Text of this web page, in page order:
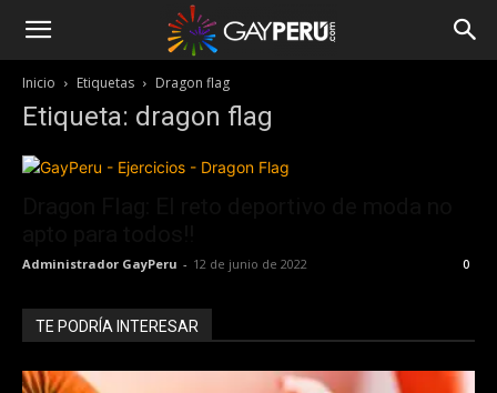
Inicio Etiquetas Dragon flag
Etiqueta: dragon flag
Administrador GayPeru - 12 de junio de 2022 0
TE PODRÍA INTERESAR